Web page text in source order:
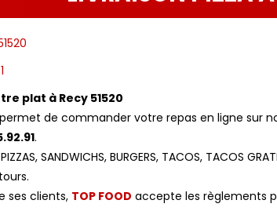
plat à Recy 51520
de commander votre repas en ligne sur
.
SANDWICHS, BURGERS, TACOS, TACOS
ses clients, TOP FOOD accepte les règlements